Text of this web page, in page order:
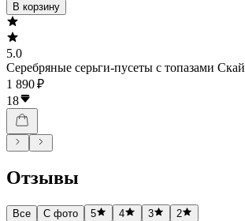
В корзину
5.0
Серебряные серьги-пусеты с топазами Скай
1 890 ₽
18
Отзывы
Все С фото 5 4 3 2